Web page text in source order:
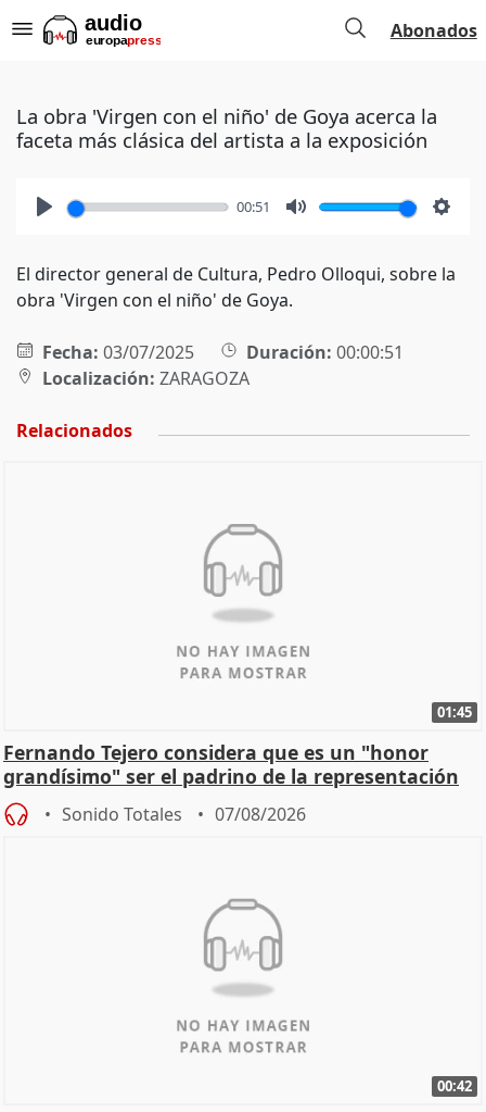
Abonados
La obra 'Virgen con el niño' de Goya acerca la
faceta más clásica del artista a la exposición
00:51
El director general de Cultura, Pedro Olloqui, sobre la
obra 'Virgen con el niño' de Goya.
Fecha: 03/07/2025 Duración: 00:00:51
Localización: ZARAGOZA
Relacionados
01:45
Fernando Tejero considera que es un "honor
grandísimo" ser el padrino de la representación
Sonido Totales 07/08/2026
00:42